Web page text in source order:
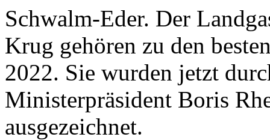
Schwalm-Eder. Der
Krug gehören zu den
2022. Sie wurden jetzt
Ministerpräsident Boris
ausgezeichnet.